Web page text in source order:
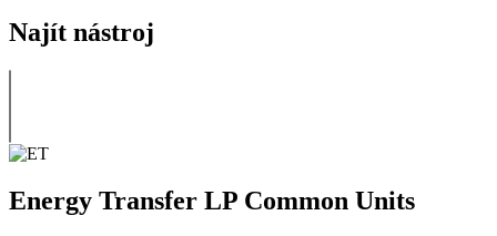
Najít nástroj
Energy Transfer LP Common Units